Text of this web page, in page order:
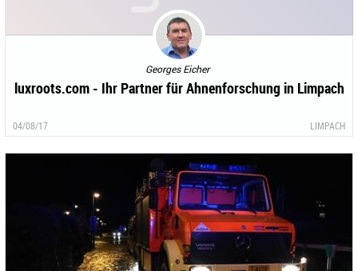
Georges Eicher
luxroots.com - Ihr Partner für Ahnenforschung in Limpach
04/08/17 LIMPACH